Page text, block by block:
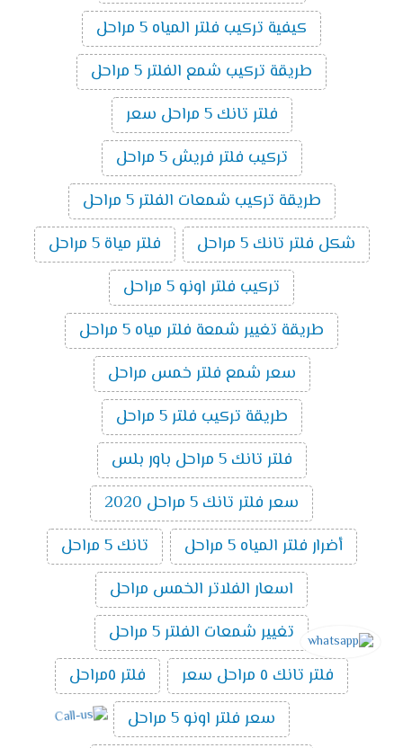
كيفية تركيب فلتر المياه 5 مراحل
طريقة تركيب شمع الفلتر 5 مراحل
فلتر تانك 5 مراحل سعر
تركيب فلتر فريش 5 مراحل
طريقة تركيب شمعات الفلتر 5 مراحل
شكل فلتر تانك 5 مراحل
فلتر مياة 5 مراحل
تركيب فلتر اونو 5 مراحل
طريقة تغيير شمعة فلتر مياه 5 مراحل
سعر شمع فلتر خمس مراحل
طريقة تركيب فلتر 5 مراحل
فلتر تانك 5 مراحل باور بلس
سعر فلتر تانك 5 مراحل 2020
أضرار فلتر المياه 5 مراحل
تانك 5 مراحل
اسعار الفلاتر الخمس مراحل
تغيير شمعات الفلتر 5 مراحل
فلتر تانك ٥ مراحل سعر
فلتر ٥مراحل
سعر فلتر اونو 5 مراحل